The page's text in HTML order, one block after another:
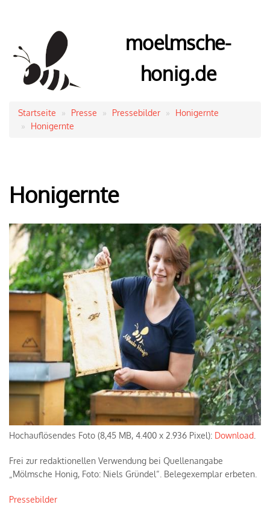
moelmsche-
honig.de
Pfadnavigation
Startseite Presse Pressebilder
Honigernte
Honigernte
Honigernte
Hochauflösendes Foto (8,45 MB, 4.400 x 2.936 Pixel): Download
Frei zur redaktionellen Verwendung bei Quellenangabe
„Mölmsche Honig, Foto: Niels Gründel“. Belegexemplar erbeten.
Pressebilder